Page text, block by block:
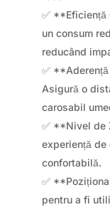
✅ **Eficiență
un consum
reducând
✅
Asigură o
carosabil
✅ **Nivel de
experiență de
confortabilă.
✅
pentru a fi